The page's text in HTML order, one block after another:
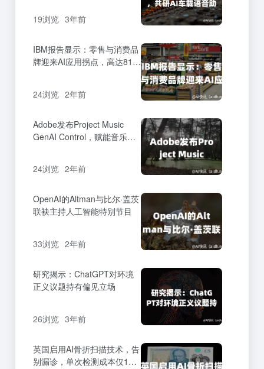
19浏览 3年前
IBM报告显示：零售与消费品
牌迎来AI应用拐点，高达81%
24浏览 2年前
Adobe发布Project Music
GenAI Control，赋能音乐编
24浏览 2年前
OpenAI的Altman与比尔·盖茨
联袂主持人工智能特别节目
33浏览 2年前
研究揭示：ChatGPT对环境
正义议题持有偏见立场
26浏览 3年前
英国启用AI骨折扫描技术，告
别漏诊，单次检测成本仅1英